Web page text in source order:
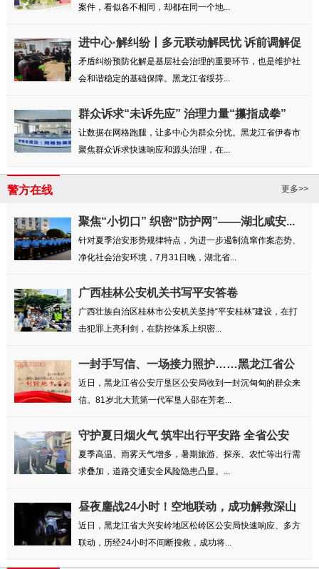
案件，看似各不相同，却都在同一个地...
进中心·解纠纷丨多元联动解民忧 诉前调解促
和谐
矛盾纠纷预防化解是基层社会治理的重要环节，也是维护社
会和谐稳定的基础保障。黑龙江省绥芬...
群众诉求“未诉先应” 治理力量“攥指成拳”
让数据在网格跑腿，让多中心为群众分忧。黑龙江省伊春市
聚焦群众诉求快速响应和源头治理，在...
警方在线 更多>>
聚焦“小切口” 织密“防护网”——湖北咸安...
针对夏季治安形势规律特点，为进一步遏制流窜作案态势、
净化社会治安环境，7月31日晚，湖北省...
广西桂林公安机关书写平安答卷
广西壮族自治区桂林市公安机关坚持“平安桂林”建设，在打
击犯罪上亮利剑，在防控体系上织密...
一封手写信、一场接力照护……黑龙江省公
安厅...
近日，黑龙江省公安厅垦区公安局收到一封沉甸甸的群众来
信。81岁北大荒第一代军垦人邵在芳老...
守护夏日烟火气 筑牢出行平安路 全省公安
交...
夏季高温、雨雾天气增多，暑期旅游、探亲、农忙等出行需
求叠加，道路交通安全风险隐患凸显。...
昼夜鏖战24小时！空地联动，成功解救深山
失联...
近日，黑龙江省大兴安岭地区松岭区公安局快速响应、多方
联动，历经24小时不间断搜救，成功将...